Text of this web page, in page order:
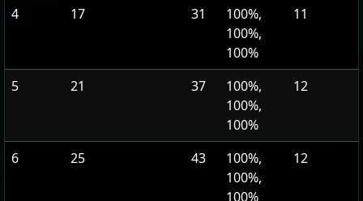
4 17 31
100%,
100%,
100%
11
5 21 37
100%,
100%,
100%
12
6 25 43
100%,
100%,
100%
12